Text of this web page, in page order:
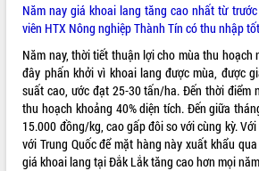
Năm nay giá khoai lang tăng cao nhất từ
viên HTX Nông nghiệp Thành Tín có thu nhập
Năm nay, thời tiết thuận lợi cho mùa thu hoạch
đây phấn khởi vì khoai lang được mùa, được
suất cao, ước đạt 25-30 tấn/ha. Đến thời điểm
thu hoạch khoảng 40% diện tích. Đến giữa
15.000 đồng/kg, cao gấp đôi so với cùng kỳ.
với Trung Quốc để mặt hàng này xuất khẩu
giá khoai lang tại Đắk Lắk tăng cao hơn mọi